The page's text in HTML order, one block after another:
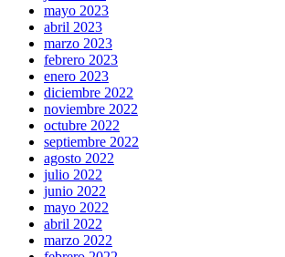
mayo 2023
abril 2023
marzo 2023
febrero 2023
enero 2023
diciembre 2022
noviembre 2022
octubre 2022
septiembre 2022
agosto 2022
julio 2022
junio 2022
mayo 2022
abril 2022
marzo 2022